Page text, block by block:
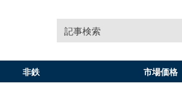
記事検索
非鉄 市場価格